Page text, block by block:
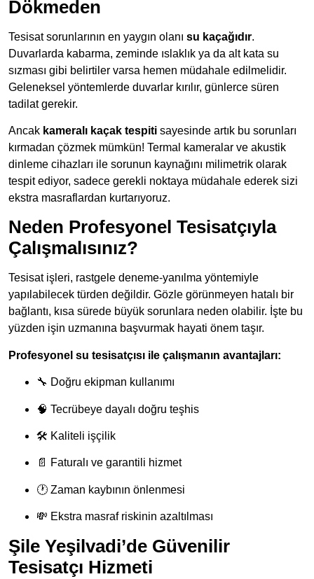
Dökmeden
Tesisat sorunlarının en yaygın olanı su kaçağıdır.
Duvarlarda kabarma, zeminde ıslaklık ya da alt kata su
sızması gibi belirtiler varsa hemen müdahale edilmelidir.
Geleneksel yöntemlerde duvarlar kırılır, günlerce süren
tadilat gerekir.
Ancak kameralı kaçak tespiti sayesinde artık bu sorunları
kırmadan çözmek mümkün! Termal kameralar ve akustik
dinleme cihazları ile sorunun kaynağını milimetrik olarak
tespit ediyor, sadece gerekli noktaya müdahale ederek sizi
ekstra masraflardan kurtarıyoruz.
Neden Profesyonel Tesisatçıyla
Çalışmalısınız?
Tesisat işleri, rastgele deneme-yanılma yöntemiyle
yapılabilecek türden değildir. Gözle görünmeyen hatalı bir
bağlantı, kısa sürede büyük sorunlara neden olabilir. İşte bu
yüzden işin uzmanına başvurmak hayati önem taşır.
Profesyonel su tesisatçısı ile çalışmanın avantajları:
🔧 Doğru ekipman kullanımı
🧠 Tecrübeye dayalı doğru teşhis
🛠 Kaliteli işçilik
📄 Faturalı ve garantili hizmet
🕐 Zaman kaybının önlenmesi
💸 Ekstra masraf riskinin azaltılması
Şile Yeşilvadi’de Güvenilir
Tesisatçı Hizmeti